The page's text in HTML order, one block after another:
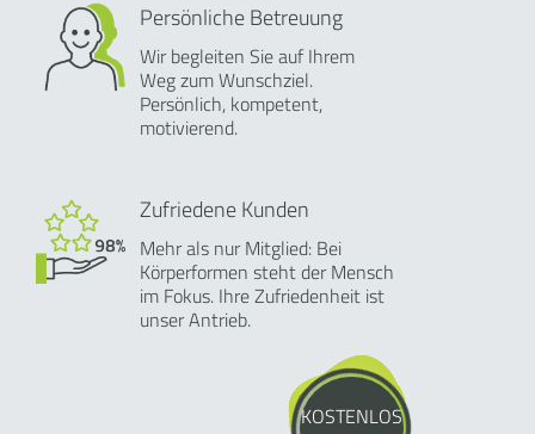
Persönliche Betreuung
Wir begleiten Sie auf Ihrem
Weg zum Wunschziel.
Persönlich, kompetent,
motivierend.
Zufriedene Kunden
Mehr als nur Mitglied: Bei
Körperformen steht der Mensch
im Fokus. Ihre Zufriedenheit ist
unser Antrieb.
KOSTENLOS